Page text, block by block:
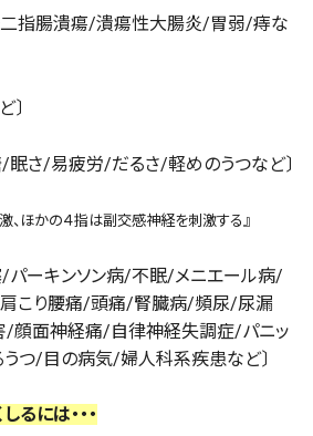
二指腸潰瘍/潰瘍性大腸炎/胃弱/痔な
〕
眠さ/易疲労/だるさ/軽めのうつなど〕
、ほかの４指は副交感神経を刺激する』
/パーキンソン病/不眠/メニエール病/
こり腰痛/頭痛/腎臓病/頻尿/尿漏
顔面神経痛/自律神経失調症/パニッ
うつ/目の病気/婦人科系疾患など〕
には・・・